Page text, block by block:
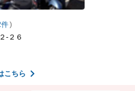
)
-２６
こちら